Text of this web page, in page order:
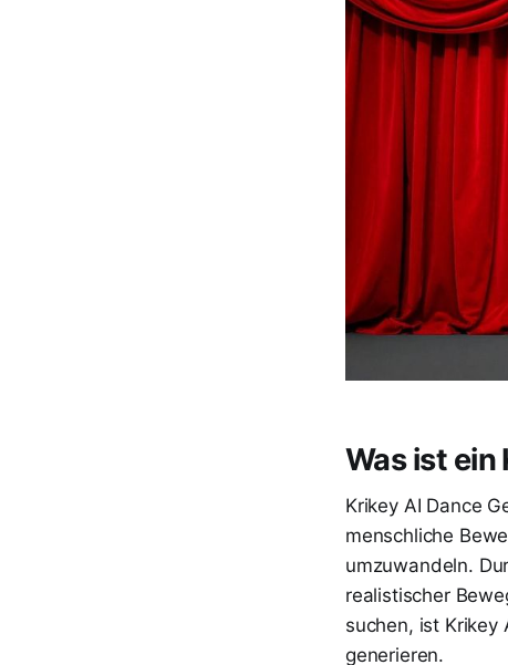
Was ist
Krikey AI Dance
menschliche
umzuwandeln.
realistischer
suchen, ist Krikey
generieren.